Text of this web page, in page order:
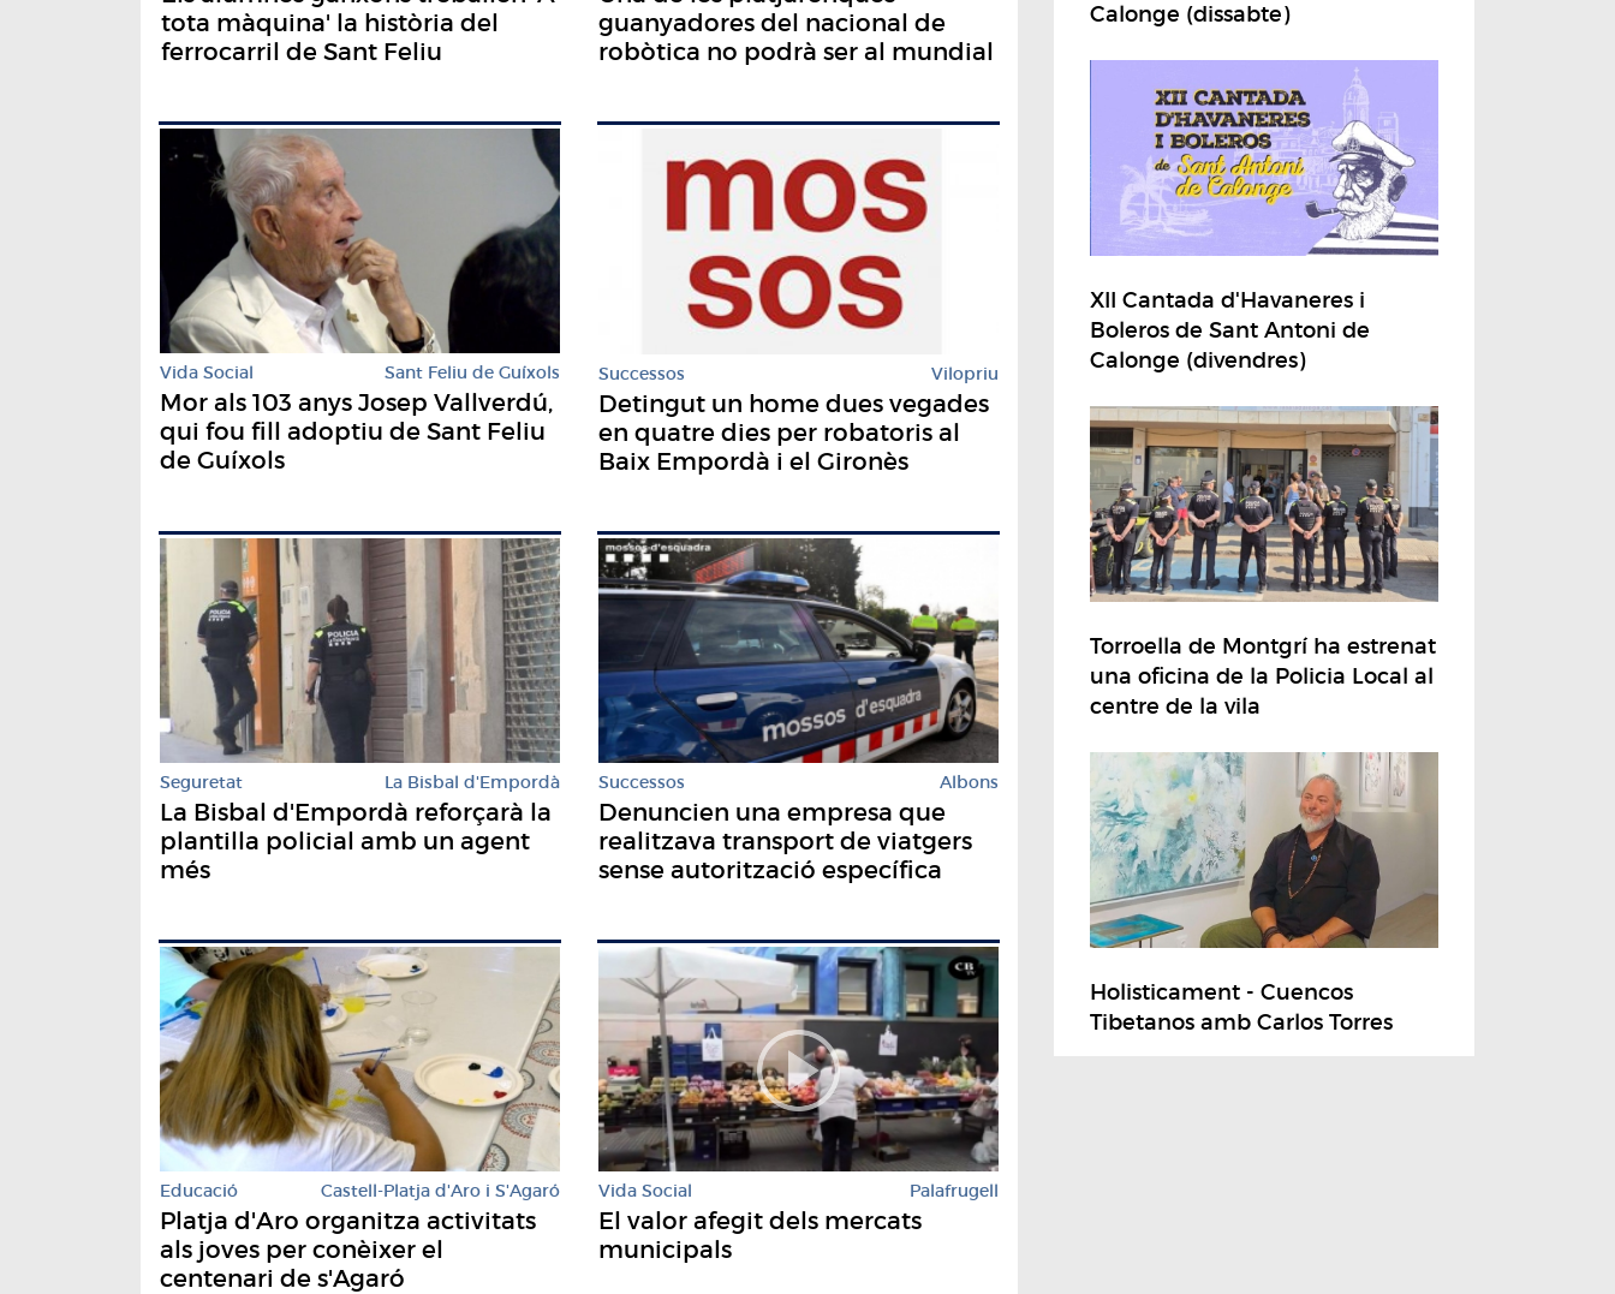
tota màquina' la història del
ferrocarril de Sant Feliu
guanyadores del nacional de
robòtica no podrà ser al mundial
Vida Social Sant Feliu de Guíxols
Mor als 103 anys Josep Vallverdú,
qui fou fill adoptiu de Sant Feliu
de Guíxols
Successos Vilopriu
Detingut un home dues vegades
en quatre dies per robatoris al
Baix Empordà i el Gironès
Seguretat La Bisbal d'Empordà
La Bisbal d'Empordà reforçarà la
plantilla policial amb un agent
més
Successos Albons
Denuncien una empresa que
realitzava transport de viatgers
sense autorització específica
Educació Castell-Platja d'Aro i S'Agaró
Platja d'Aro organitza activitats
als joves per conèixer el
centenari de s'Agaró
Vida Social Palafrugell
El valor afegit dels mercats
municipals
Calonge (dissabte)
XII Cantada d'Havaneres i
Boleros de Sant Antoni de
Calonge (divendres)
Torroella de Montgrí ha estrenat
una oficina de la Policia Local al
centre de la vila
Holisticament - Cuencos
Tibetanos amb Carlos Torres